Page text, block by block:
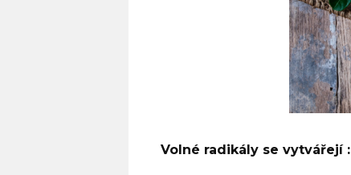
Volné radikály se vytvářejí :